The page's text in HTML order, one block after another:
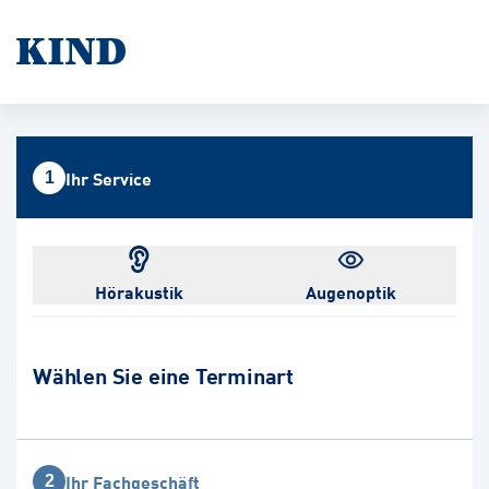
1 Ihr Service
Hörakustik Augenoptik
Wählen Sie eine Terminart
2 Ihr Fachgeschäft